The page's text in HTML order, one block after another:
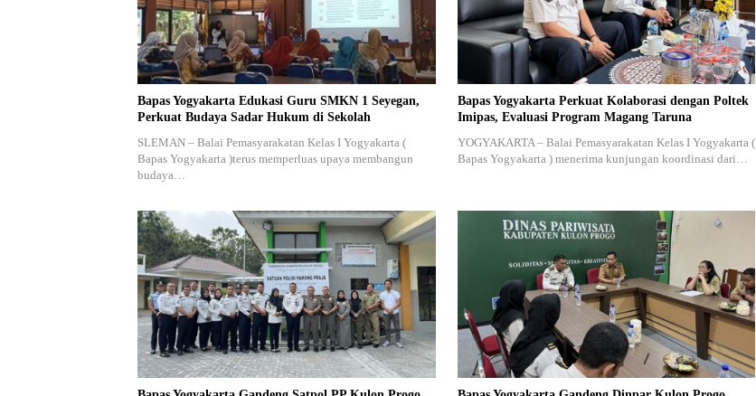
Bapas Yogyakarta Edukasi Guru SMKN 1 Seyegan,
Perkuat Budaya Sadar Hukum di Sekolah
SLEMAN – Balai Pemasyarakatan Kelas I Yogyakarta (
Bapas Yogyakarta )terus memperluas upaya membangun
budaya…
Bapas Yogyakarta Perkuat Kolaborasi dengan Poltek
Imipas, Evaluasi Program Magang Taruna
YOGYAKARTA – Balai Pemasyarakatan Kelas I Yogyakarta (
Bapas Yogyakarta ) menerima kunjungan koordinasi dari…